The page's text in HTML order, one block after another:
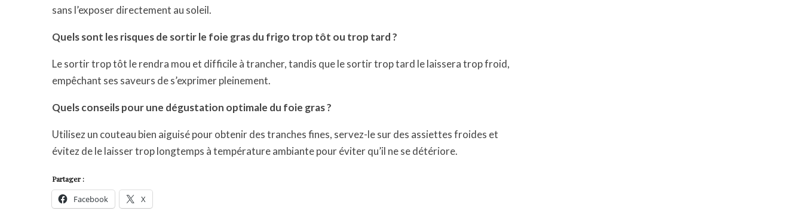
sans l’exposer directement au soleil.
Quels sont les risques de sortir le foie gras du frigo trop tôt ou trop tard ?
Le sortir trop tôt le rendra mou et difficile à trancher, tandis que le sortir trop tard le laissera trop froid,
empêchant ses saveurs de s’exprimer pleinement.
Quels conseils pour une dégustation optimale du foie gras ?
Utilisez un couteau bien aiguisé pour obtenir des tranches fines, servez-le sur des assiettes froides et
évitez de le laisser trop longtemps à température ambiante pour éviter qu’il ne se détériore.
Partager :
Facebook X